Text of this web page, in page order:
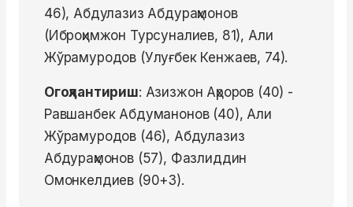
46), Абдулазиз Абдураҳмонов
(Иброҳимжон Турсуналиев, 81), Али
Жўрамуродов (Улуғбек Кенжаев, 74).
Огоҳлантириш: Азизжон Аҳроров (40) -
Равшанбек Абдуманонов (40), Али
Жўрамуродов (46), Абдулазиз
Абдураҳмонов (57), Фазлиддин
Омонкелдиев (90+3).